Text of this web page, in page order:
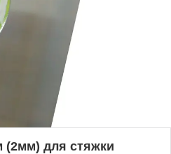
(2мм) для стяжки